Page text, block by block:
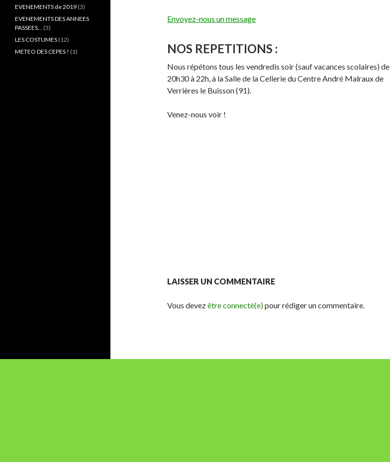
Envoyez-nous un message
NOS REPETITIONS :
Nous répétons tous les vendredis soir (sauf vacances scolaires) de
20h30 à 22h, à la Salle de la Cellerie du Centre André Malraux de
Verrières le Buisson (91).
Venez-nous voir !
LAISSER UN COMMENTAIRE
Vous devezêtre connecté(e)pour rédiger un commentaire.
EVENEMENTS de 2019 (3)
EVENEMENTS DES ANNEES
PASSEES… (3)
LES COSTUMES (12)
METEO DES CEPES ! (1)